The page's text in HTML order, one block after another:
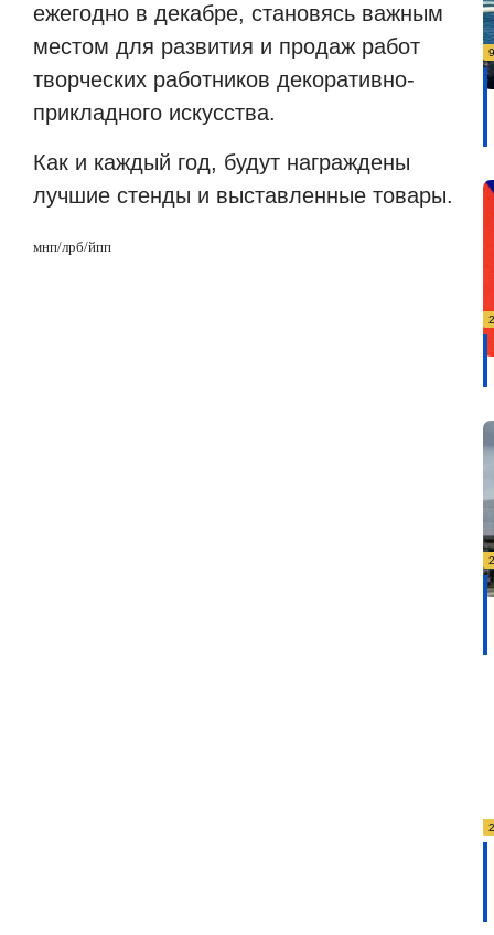
ежегодно в декабре, становясь важным
местом для развития и продаж работ
творческих работников декоративно-
прикладного искусства.
Как и каждый год, будут награждены
лучшие стенды и выставленные товары.
мнп/лрб/йпп